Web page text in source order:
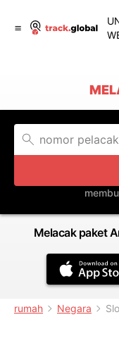
Melacak paket
rumah Negara